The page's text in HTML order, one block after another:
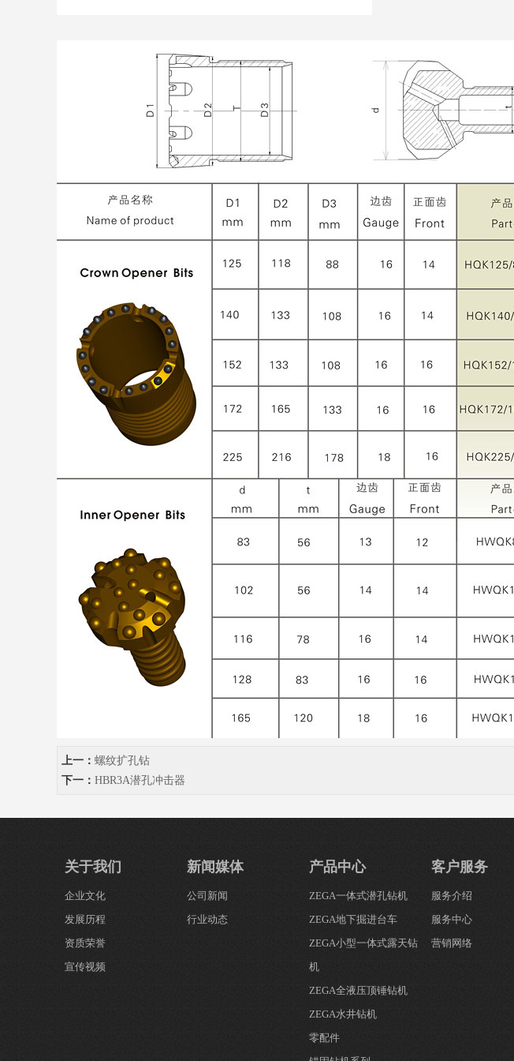
上一： 螺纹扩孔钻
下一： HBR3A潜孔冲击器
关于我们
企业文化
发展历程
资质荣誉
宣传视频
新闻媒体
公司新闻
行业动态
产品中心
ZEGA一体式潜孔钻机
ZEGA地下掘进台车
ZEGA小型一体式露天钻
机
ZEGA全液压顶锤钻机
ZEGA水井钻机
零配件
客户服务
服务介绍
服务中心
营销网络